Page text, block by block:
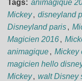
Tags: animagique
Mickey, disneyland
Disneyland paris,
Magicien 2016,
animagique, Mickey
magicien hello
Mickey, walt Disney